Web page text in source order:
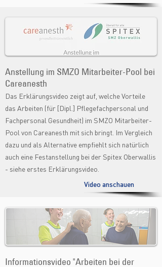
Anstellung im SMZO Mitarbeiter-Pool bei
Careanesth
Das Erklärungsvideo zeigt auf, welche Vorteile
das Arbeiten (für [Dipl.] Pflegefachpersonal und
Fachpersonal Gesundheit) im SMZO Mitarbeiter-
Pool von Careanesth mit sich bringt. Im Vergleich
dazu und als Alternative empfiehlt sich natürlich
auch eine Festanstellung bei der Spitex Oberwallis
- siehe erstes Erklärungsvideo.
Video anschauen
Informationsvideo "Arbeiten bei der